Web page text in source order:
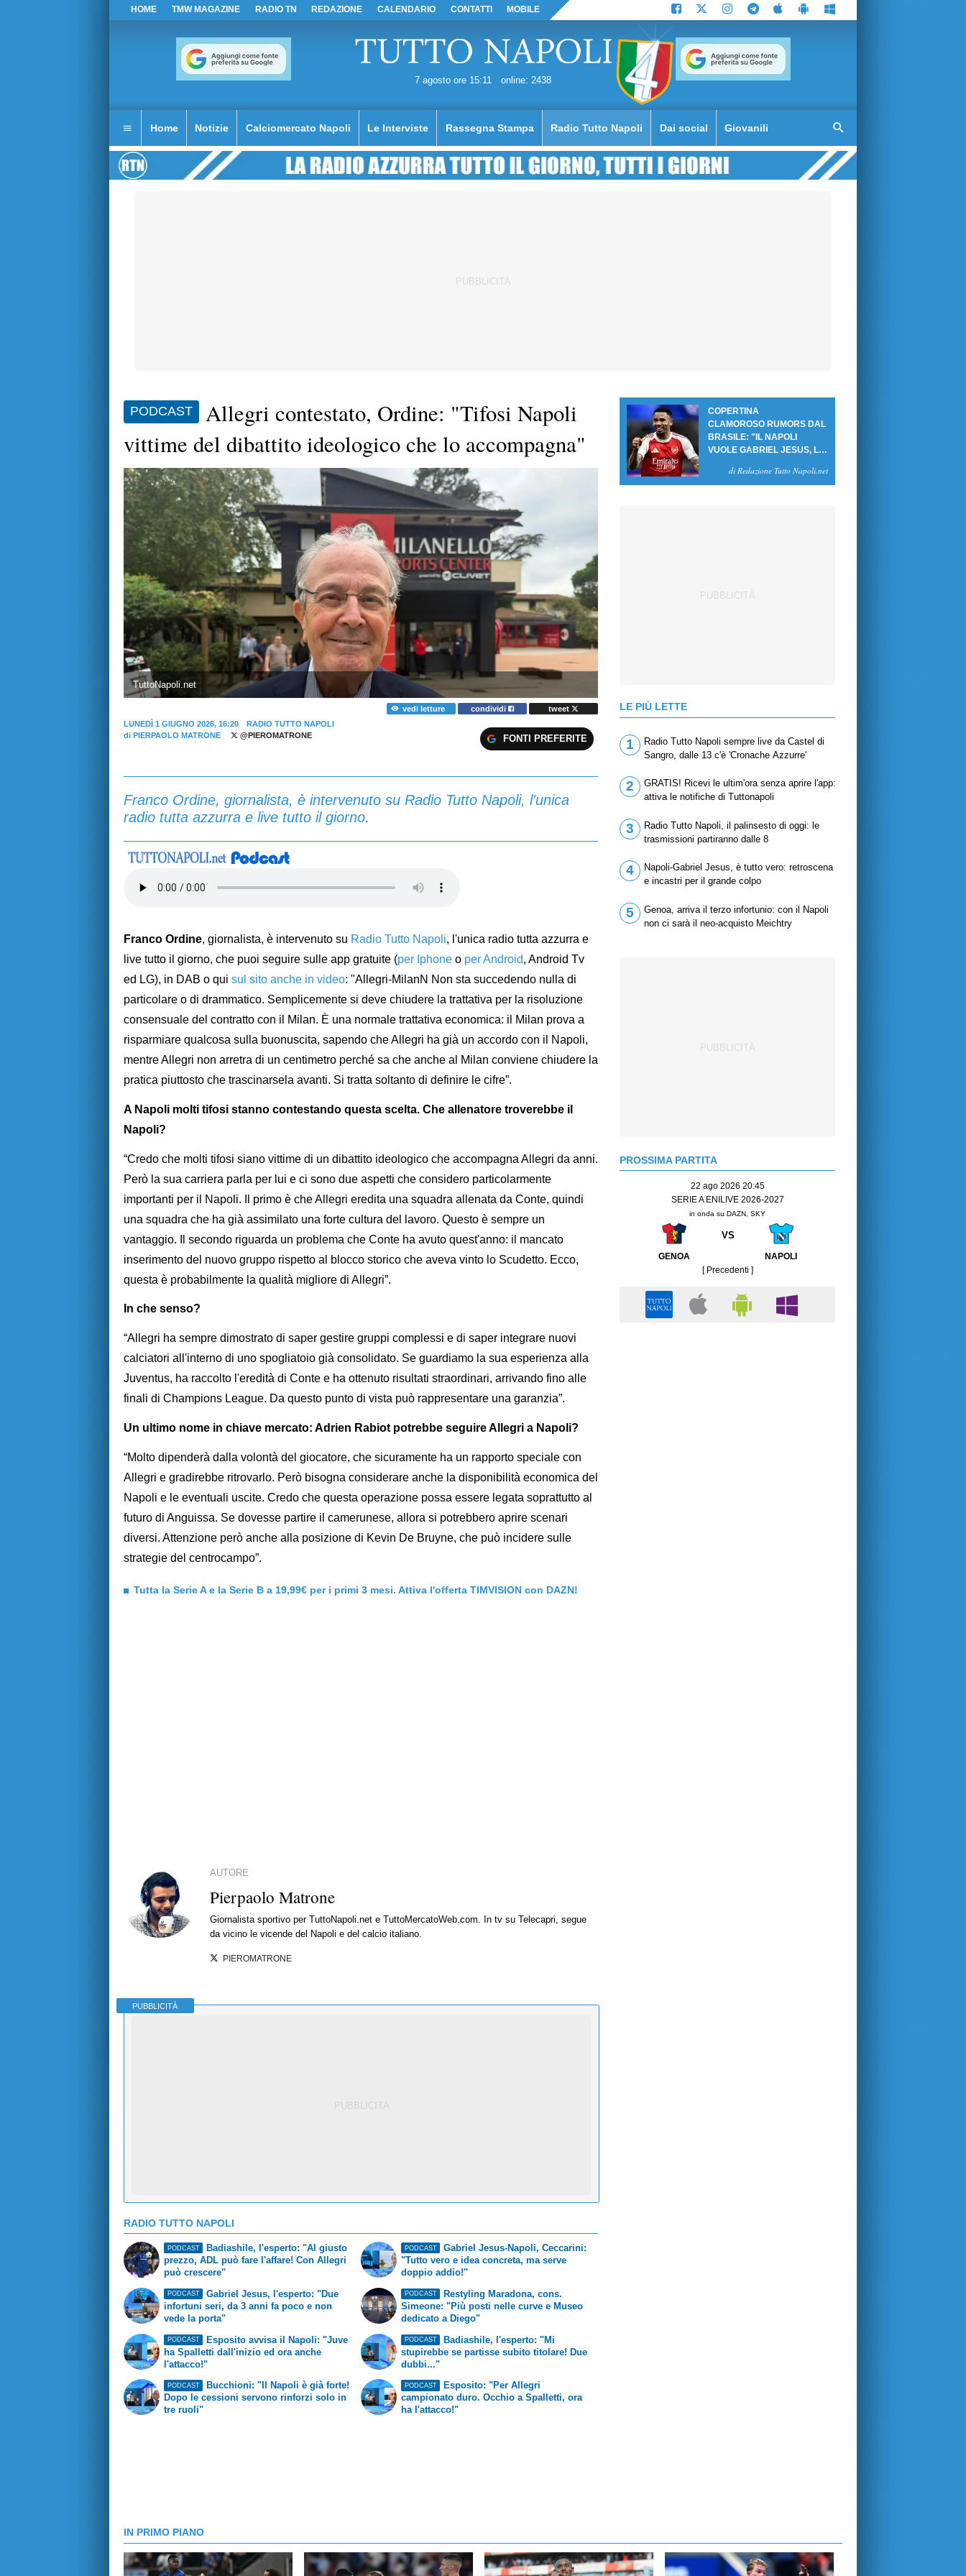
HOME TMW MAGAZINE RADIO TN REDAZIONE CALENDARIO CONTATTI MOBILE
7 agosto ore 15:11 online: 2438
Home Notizie Calciomercato Napoli Le Interviste Rassegna Stampa Radio Tutto Napoli Dai social Giovanili
PODCAST
Allegri contestato, Ordine: "Tifosi Napoli
vittime del dibattito ideologico che lo accompagna"
TuttoNapoli.net
vedi letture condividi
tweet
LUNEDÌ 1 GIUGNO 2026, 16:20
RADIO TUTTO NAPOLI
di PIERPAOLO MATRONE @PIEROMATRONE FONTI PREFERITE
Franco Ordine, giornalista, è intervenuto su Radio Tutto Napoli, l'unica
radio tutta azzurra e live tutto il giorno.
Franco Ordine, giornalista, è intervenuto su Radio Tutto Napoli, l'unica radio tutta azzurra e
live tutto il giorno, che puoi seguire sulle app gratuite (per Iphone o per Android, Android Tv
ed LG), in DAB o qui sul sito anche in video: "Allegri-MilanN Non sta succedendo nulla di
particolare o di drammatico. Semplicemente si deve chiudere la trattativa per la risoluzione
consensuale del contratto con il Milan. È una normale trattativa economica: il Milan prova a
risparmiare qualcosa sulla buonuscita, sapendo che Allegri ha già un accordo con il Napoli,
mentre Allegri non arretra di un centimetro perché sa che anche al Milan conviene chiudere la
pratica piuttosto che trascinarsela avanti. Si tratta soltanto di definire le cifre”.
A Napoli molti tifosi stanno contestando questa scelta. Che allenatore troverebbe il
Napoli?
“Credo che molti tifosi siano vittime di un dibattito ideologico che accompagna Allegri da anni.
Però la sua carriera parla per lui e ci sono due aspetti che considero particolarmente
importanti per il Napoli. Il primo è che Allegri eredita una squadra allenata da Conte, quindi
una squadra che ha già assimilato una forte cultura del lavoro. Questo è sempre un
vantaggio. Il secondo riguarda un problema che Conte ha avuto quest'anno: il mancato
inserimento del nuovo gruppo rispetto al blocco storico che aveva vinto lo Scudetto. Ecco,
questa è probabilmente la qualità migliore di Allegri”.
In che senso?
“Allegri ha sempre dimostrato di saper gestire gruppi complessi e di saper integrare nuovi
calciatori all'interno di uno spogliatoio già consolidato. Se guardiamo la sua esperienza alla
Juventus, ha raccolto l'eredità di Conte e ha ottenuto risultati straordinari, arrivando fino alle
finali di Champions League. Da questo punto di vista può rappresentare una garanzia”.
Un ultimo nome in chiave mercato: Adrien Rabiot potrebbe seguire Allegri a Napoli?
“Molto dipenderà dalla volontà del giocatore, che sicuramente ha un rapporto speciale con
Allegri e gradirebbe ritrovarlo. Però bisogna considerare anche la disponibilità economica del
Napoli e le eventuali uscite. Credo che questa operazione possa essere legata soprattutto al
futuro di Anguissa. Se dovesse partire il camerunese, allora si potrebbero aprire scenari
diversi. Attenzione però anche alla posizione di Kevin De Bruyne, che può incidere sulle
strategie del centrocampo”.
Tutta la Serie A e la Serie B a 19,99€ per i primi 3 mesi. Attiva l'offerta TIMVISION con DAZN!
AUTORE
Pierpaolo Matrone
Giornalista sportivo per TuttoNapoli.net e TuttoMercatoWeb.com. In tv su Telecapri, segue
da vicino le vicende del Napoli e del calcio italiano.
PIEROMATRONE
PUBBLICITÀ
RADIO TUTTO NAPOLI
PODCAST
Badiashile, l'esperto: "Al giusto
prezzo, ADL può fare l'affare! Con Allegri
può crescere"
PODCAST
Gabriel Jesus, l'esperto: "Due
infortuni seri, da 3 anni fa poco e non
vede la porta"
PODCAST
Gabriel Jesus-Napoli, Ceccarini:
"Tutto vero e idea concreta, ma serve
doppio addio!"
PODCAST
Restyling Maradona, cons.
Simeone: "Più posti nelle curve e Museo
dedicato a Diego"
PODCAST
Esposito avvisa il Napoli: "Juve
ha Spalletti dall'inizio ed ora anche
l'attacco!"
PODCAST
Bucchioni: "Il Napoli è già forte!
Dopo le cessioni servono rinforzi solo in
tre ruoli"
PODCAST
Badiashile, l'esperto: "Mi
stupirebbe se partisse subito titolare! Due
dubbi..."
PODCAST
Esposito: "Per Allegri
campionato duro. Occhio a Spalletti, ora
ha l'attacco!"
COPERTINA
CLAMOROSO RUMORS DAL
BRASILE: "IL NAPOLI
VUOLE GABRIEL JESUS, LE
di Redazione Tutto Napoli.net
LE PIÙ LETTE
1
Radio Tutto Napoli sempre live da Castel di
Sangro, dalle 13 c'è 'Cronache Azzurre'
2
GRATIS! Ricevi le ultim'ora senza aprire l'app:
attiva le notifiche di Tuttonapoli
3
Radio Tutto Napoli, il palinsesto di oggi: le
trasmissioni partiranno dalle 8
4
Napoli-Gabriel Jesus, è tutto vero: retroscena
e incastri per il grande colpo
5
Genoa, arriva il terzo infortunio: con il Napoli
non ci sarà il neo-acquisto Meichtry
PROSSIMA PARTITA
22 ago 2026 20:45
SERIE A ENILIVE 2026-2027
in onda su DAZN, SKY
VS
GENOA
NAPOLI
[ Precedenti ]
IN PRIMO PIANO